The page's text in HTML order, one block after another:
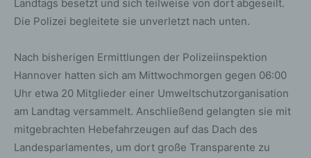
Landtags besetzt und sich teilweise von dort abgeseilt.
Die Polizei begleitete sie unverletzt nach unten.
Nach bisherigen Ermittlungen der Polizeiinspektion
Hannover hatten sich am Mittwochmorgen gegen 06:00
Uhr etwa 20 Mitglieder einer Umweltschutzorganisation
am Landtag versammelt. Anschließend gelangten sie mit
mitgebrachten Hebefahrzeugen auf das Dach des
Landesparlamentes, um dort große Transparente zu